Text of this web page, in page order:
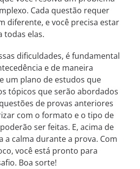
Cada questão requer
diferente, e você precisa estar
todas elas.
dificuldades, é fundamental
e de maneira
um plano de estudos que
tópicos que serão abordados
de provas anteriores
com o formato e o tipo de
ser feitas. E, acima de
a calma durante a prova. Com
você está pronto para
Boa sorte!